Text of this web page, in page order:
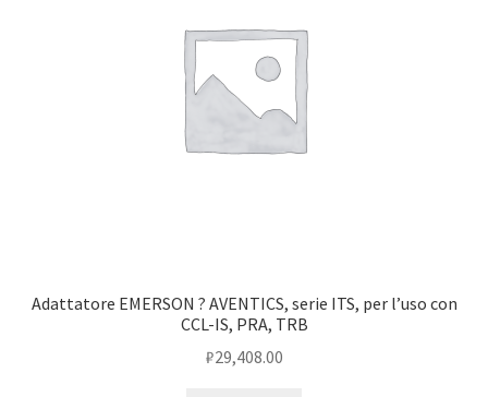
Adattatore EMERSON ? AVENTICS, serie ITS, per l’uso con
CCL-IS, PRA, TRB
₽29,408.00